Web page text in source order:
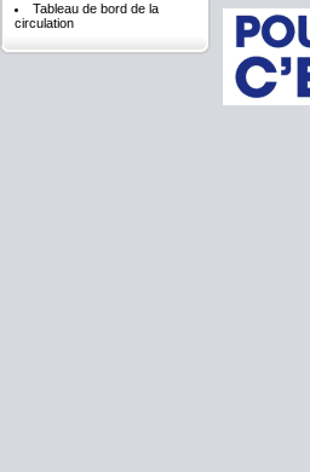
Tableau de bord de la
circulation